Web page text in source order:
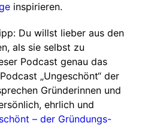
⁠⁠ inspirieren.
Du willst lieber aus den
als sie selbst zu
Podcast genau das
„Ungeschönt“ der
Gründerinnen und
ehrlich und
– der Gründungs-